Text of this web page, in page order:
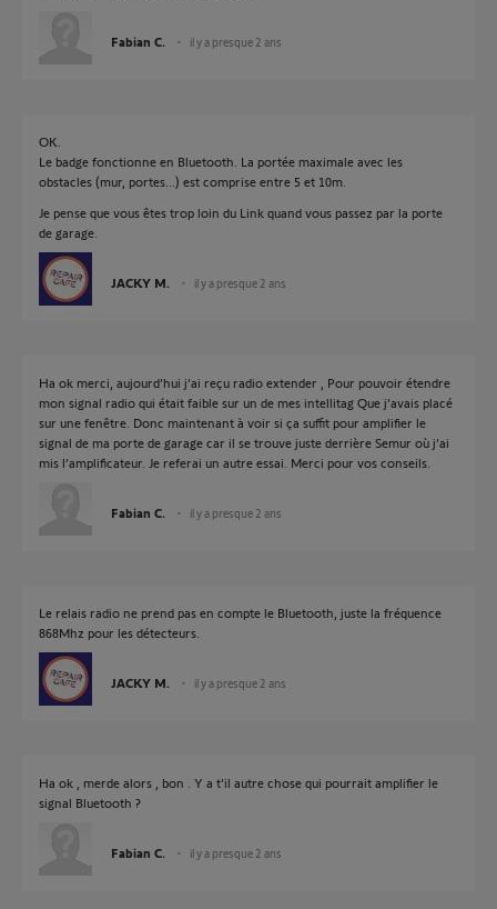
Fabian C. il y a presque 2 ans
OK.
Le badge fonctionne en Bluetooth. La portée maximale avec les
obstacles (mur, portes...) est comprise entre 5 et 10m.
Je pense que vous êtes trop loin du Link quand vous passez par la porte
de garage.
JACKY M. il y a presque 2 ans
Ha ok merci, aujourd’hui j’ai reçu radio extender , Pour pouvoir étendre
mon signal radio qui était faible sur un de mes intellitag Que j’avais placé
sur une fenêtre. Donc maintenant à voir si ça suffit pour amplifier le
signal de ma porte de garage car il se trouve juste derrière Semur où j’ai
mis l’amplificateur. Je referai un autre essai. Merci pour vos conseils.
Fabian C. il y a presque 2 ans
Le relais radio ne prend pas en compte le Bluetooth, juste la fréquence
868Mhz pour les détecteurs.
JACKY M. il y a presque 2 ans
Ha ok , merde alors , bon . Y a t’il autre chose qui pourrait amplifier le
signal Bluetooth ?
Fabian C. il y a presque 2 ans